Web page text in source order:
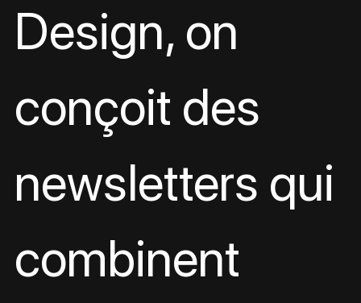
Design, on
conçoit des
newsletters qui
combinent